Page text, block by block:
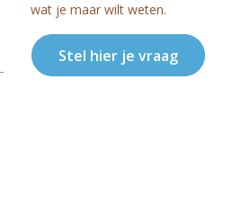
wat je maar wilt weten.
Stel hier je vraag